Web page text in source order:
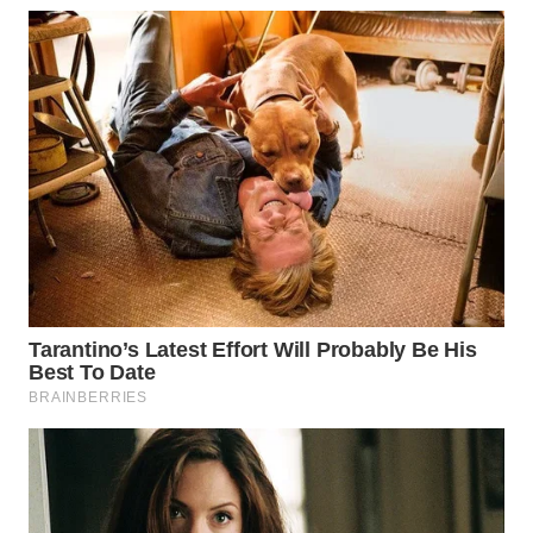
WN
MADURA
WN
SURABAYA
WN
NATUNA
WN
BINTAN
WN
MANDALIKA
LIKUPANG